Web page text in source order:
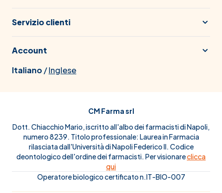
Servizio clienti
Account
Italiano/Inglese
CM Farma srl
Dott. Chiacchio Mario, iscritto all'albo dei farmacisti di Napoli,
numero 8239. Titolo professionale: Laurea in Farmacia
rilasciata dall'Università di Napoli Federico II. Codice
deontologico dell'ordine dei farmacisti. Per visionareclicca
qui
Operatore biologico certificato n.IT-BIO-007